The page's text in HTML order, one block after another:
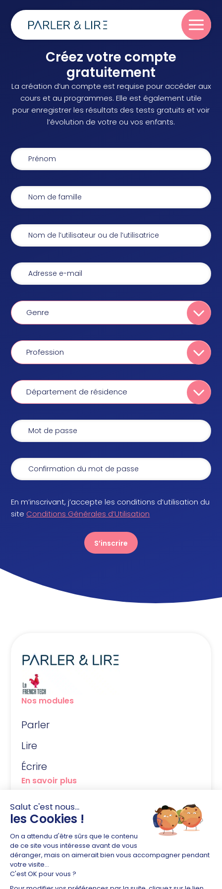
Parler
Lire
Blog
À propos
Créez votre compte
gratuitement
La création d’un compte est requise pour accéder aux
cours et au programmes. Elle est également utile
pour enregistrer les résultats des tests gratuits et voir
l’évolution de votre ou vos enfants.
Genre
Profession
Département de résidence
En m’inscrivant, j’accepte les conditions d’utilisation du
site Conditions Générales d’Utilisation
S’inscrire
Nos modules
Parler
Lire
Écrire
En savoir plus
FAQ
À propos
Contact
Newsletter